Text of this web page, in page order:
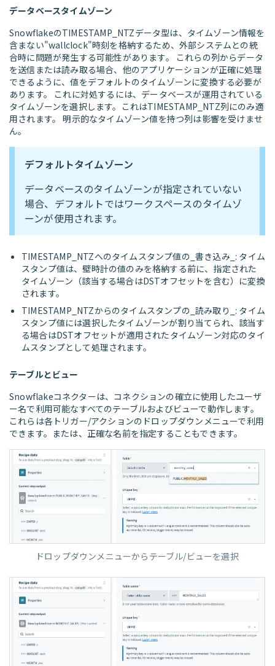
データベースタイムゾーン
SnowflakeのTIMESTAMP_NTZデータ型は、タイムゾーン情報を
含まない"wallclock"時刻を格納するため、外部システムとの統
合時に問題が発生する可能性があります。 これらの列からデータ
を送信または読み取る場合、他のアプリケーションが正確に処理
できるように、値をデフォルトのタイムゾーンに変換する必要が
あります。 これに対処するには、データベースが運用されている
タイムゾーンを選択します。これはTIMESTAMP_NTZ列にのみ適
用されます。 明示的なタイムゾーン値を持つ列は影響を受けませ
ん。
デフォルトタイムゾーン
データベースのタイムゾーンが指定されていない
場合、デフォルトではワークスペースのタイムゾ
ーンが使用されます。
TIMESTAMP_NTZへのタイムスタンプ値の_書き込み_: タイム
スタンプ値は、壁時計の値のみを格納する前に、指定された
タイムゾーン（該当する場合はDSTオフセットを含む）に変換
されます。
TIMESTAMP_NTZからのタイムスタンプの_読み取り_: タイム
スタンプ値には選択したタイムゾーンが割り当てられ、該当す
る場合はDSTオフセットが適用されたタイムゾーン対応のタイ
ムスタンプとして処理されます。
テーブルとビュー
Snowflakeコネクターは、コネクションの確立に使用したユーザ
ー名で利用可能なすべてのテーブルおよびビューで動作します。
これらは各トリガー/アクションのドロップダウンメニューで利用
できます。または、正確な名前を指定することもできます。
ドロップダウンメニューからテーブル/ビューを選択